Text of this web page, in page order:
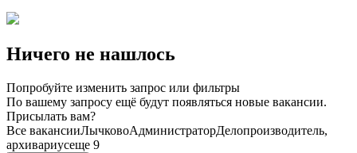
Ничего не нашлось
Попробуйте изменить запрос или фильтры
По вашему запросу ещё будут появляться новые вакансии.
Присылать вам?
Все вакансииЛычковоАдминистраторДелопроизводитель,
архивариусеще 9